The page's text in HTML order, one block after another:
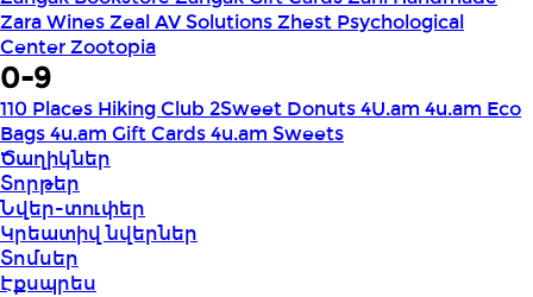
Zara WinesZeal AV SolutionsZhest Psychological
CenterZootopia
0-9
110 Places Hiking Club 2Sweet Donuts4U.am 4u.am Eco
Bags4u.am Gift Cards4u.am Sweets
Ծաղիկներ
Տորթեր
Նվեր-տուփեր
Կրեատիվ նվերներ
Տոմսեր
Էքսպրես